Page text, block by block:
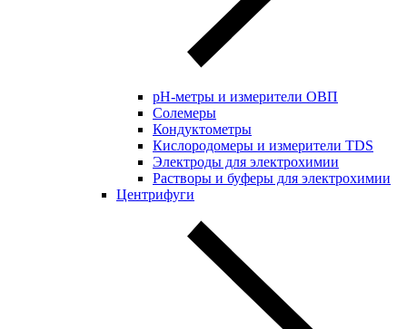
pH-метры и измерители ОВП
Солемеры
Кондуктометры
Кислородомеры и измерители TDS
Электроды для электрохимии
Растворы и буферы для электрохимии
Центрифуги